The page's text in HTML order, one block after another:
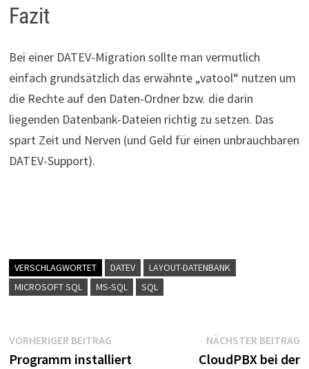
Fazit
Bei einer DATEV-Migration sollte man vermutlich
einfach grundsätzlich das erwähnte „vatool“ nutzen um
die Rechte auf den Daten-Ordner bzw. die darin
liegenden Datenbank-Dateien richtig zu setzen. Das
spart Zeit und Nerven (und Geld für einen unbrauchbaren
DATEV-Support).
VERSCHLAGWORTET DATEV
LAYOUT-DATENBANK
MICROSOFT SQL
MS-SQL SQL
Beitragsnavigation
VORHERIGER BEITRAGVorheriger
Beitrag:
Programm installiert
NÄCHSTER BEITRAG
CloudPBX bei der